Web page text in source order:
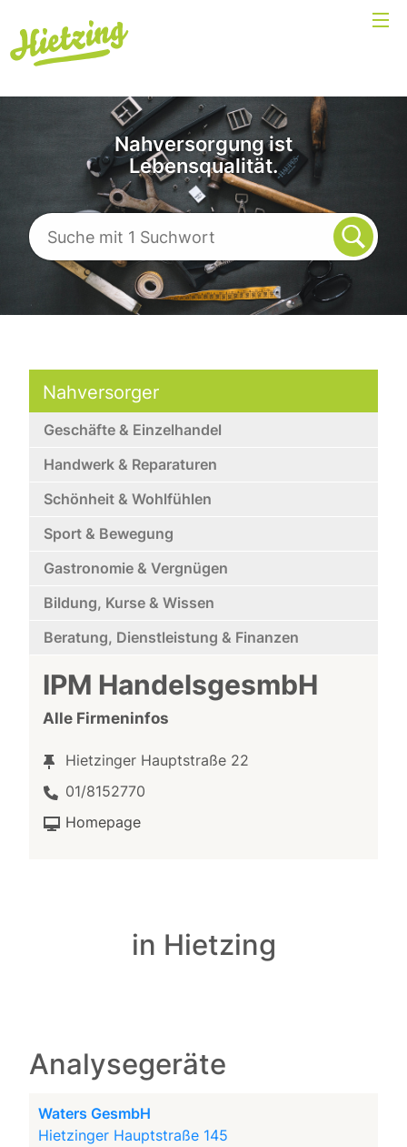
Nahversorgung ist
Lebensqualität.
Nahversorger
Geschäfte & Einzelhandel
Handwerk & Reparaturen
Schönheit & Wohlfühlen
Sport & Bewegung
Gastronomie & Vergnügen
Bildung, Kurse & Wissen
Beratung, Dienstleistung & Finanzen
IPM HandelsgesmbH
Alle Firmeninfos
Hietzinger Hauptstraße 22
01/8152770
Homepage
in Hietzing
Analysegeräte
Waters GesmbH
Hietzinger Hauptstraße 145